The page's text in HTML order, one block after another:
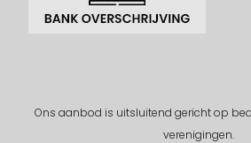
Ons aanbod is uitsluitend gericht op
verenigingen.